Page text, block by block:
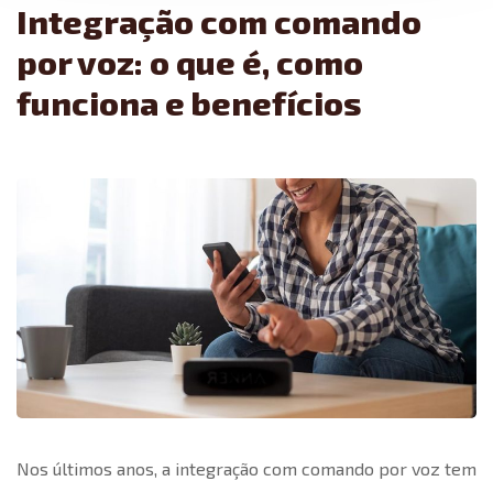
Integração com comando
por voz: o que é, como
funciona e benefícios
Nos últimos anos, a integração com comando por voz tem